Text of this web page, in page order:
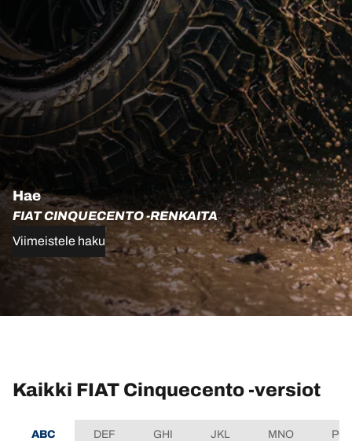
Hae
FIAT CINQUECENTO -RENKAITA
Viimeistele haku
Kaikki FIAT Cinquecento -versiot
ABC DEF GHI JKL MNO